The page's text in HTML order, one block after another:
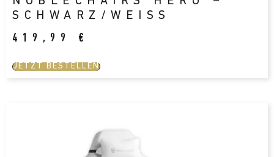
SCHWARZ/WEISS
419,99 €
JETZT BESTELLEN